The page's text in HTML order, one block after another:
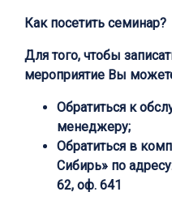
Как посетить семинар?
Для того, чтобы
мероприятие Вы
Обратиться к
менеджеру;
Обратиться в
Сибирь» по
62, оф. 641